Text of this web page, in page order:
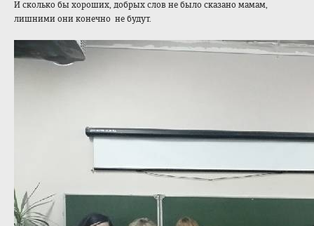
И сколько бы хороших, добрых слов не было сказано мамам,
лишними они конечно не будут.